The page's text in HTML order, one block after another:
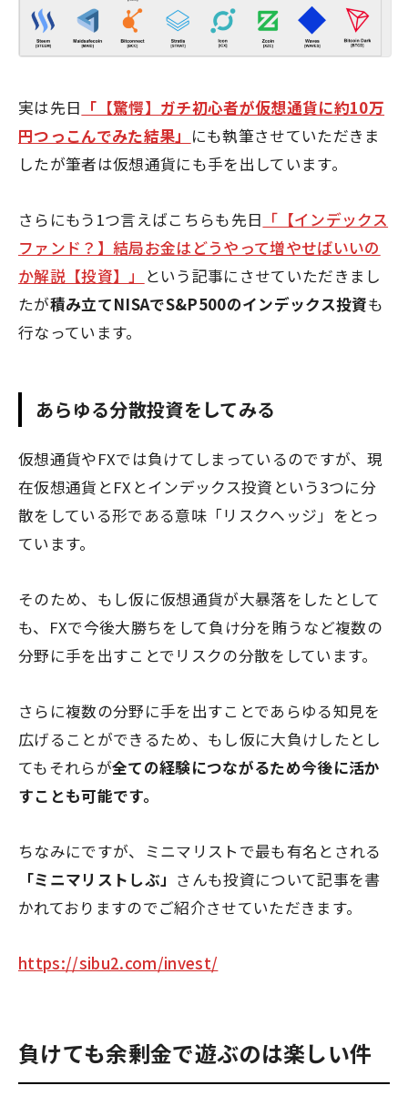
実は先日 「【驚愕】ガチ初心者が仮想通貨に約10万
円つっこんでみた結果」 にも執筆させていただきま
したが筆者は仮想通貨にも手を出しています。
さらにもう1つ言えばこちらも先日 「【インデックス
ファンド？】結局お金はどうやって増やせばいいの
か解説【投資】」
という記事にさせていただきまし
たが積み立てNISAでS&P500のインデックス投資も
行なっています。
あらゆる分散投資をしてみる
仮想通貨やFXでは負けてしまっているのですが、現
在仮想通貨とFXとインデックス投資という3つに分
散をしている形である意味「リスクヘッジ」をとっ
ています。
そのため、もし仮に仮想通貨が大暴落をしたとして
も、FXで今後大勝ちをして負け分を賄うなど複数の
分野に手を出すことでリスクの分散をしています。
さらに複数の分野に手を出すことであらゆる知見を
広げることができるため、もし仮に大負けしたとし
てもそれらが全ての経験につながるため今後に活か
すことも可能です。
ちなみにですが、ミニマリストで最も有名とされる
「ミニマリストしぶ」 さんも投資について記事を書
かれておりますのでご紹介させていただきます。
https://sibu2.com/invest/
負けても余剰金で遊ぶのは楽しい件